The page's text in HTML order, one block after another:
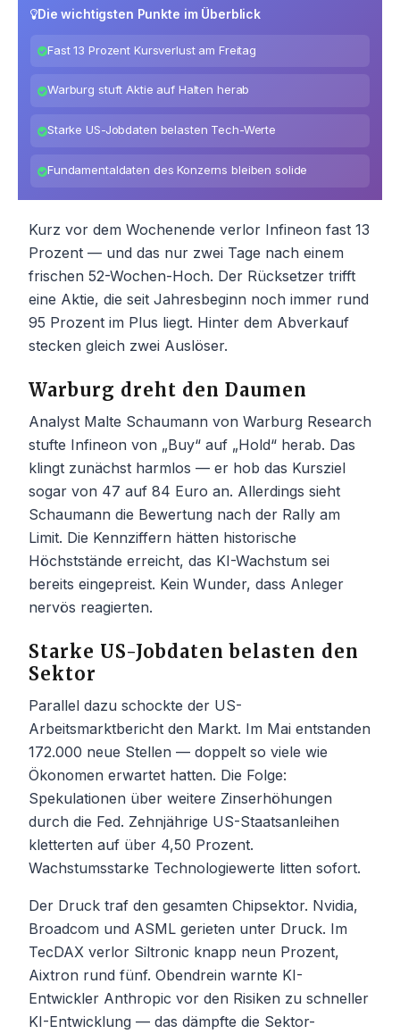
Die wichtigsten Punkte im Überblick
Fast 13 Prozent Kursverlust am Freitag
Warburg stuft Aktie auf Halten herab
Starke US-Jobdaten belasten Tech-Werte
Fundamentaldaten des Konzerns bleiben solide
Kurz vor dem Wochenende verlor Infineon fast 13
Prozent — und das nur zwei Tage nach einem
frischen 52-Wochen-Hoch. Der Rücksetzer trifft
eine Aktie, die seit Jahresbeginn noch immer rund
95 Prozent im Plus liegt. Hinter dem Abverkauf
stecken gleich zwei Auslöser.
Warburg dreht den Daumen
Analyst Malte Schaumann von Warburg Research
stufte Infineon von „Buy“ auf „Hold“ herab. Das
klingt zunächst harmlos — er hob das Kursziel
sogar von 47 auf 84 Euro an. Allerdings sieht
Schaumann die Bewertung nach der Rally am
Limit. Die Kennziffern hätten historische
Höchststände erreicht, das KI-Wachstum sei
bereits eingepreist. Kein Wunder, dass Anleger
nervös reagierten.
Starke US-Jobdaten belasten den
Sektor
Parallel dazu schockte der US-
Arbeitsmarktbericht den Markt. Im Mai entstanden
172.000 neue Stellen — doppelt so viele wie
Ökonomen erwartet hatten. Die Folge:
Spekulationen über weitere Zinserhöhungen
durch die Fed. Zehnjährige US-Staatsanleihen
kletterten auf über 4,50 Prozent.
Wachstumsstarke Technologiewerte litten sofort.
Der Druck traf den gesamten Chipsektor. Nvidia,
Broadcom und ASML gerieten unter Druck. Im
TecDAX verlor Siltronic knapp neun Prozent,
Aixtron rund fünf. Obendrein warnte KI-
Entwickler Anthropic vor den Risiken zu schneller
KI-Entwicklung — das dämpfte die Sektor-